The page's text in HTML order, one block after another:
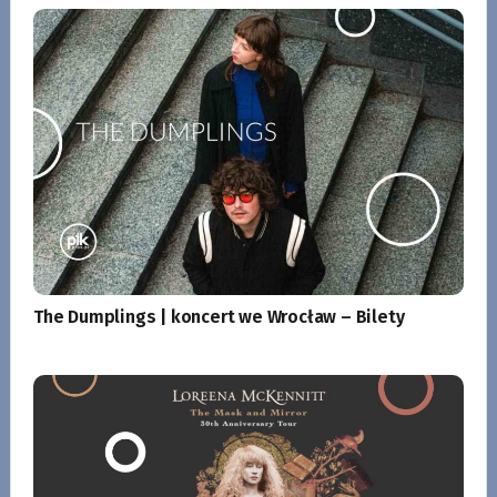
The Dumplings | koncert we Wrocław – Bilety